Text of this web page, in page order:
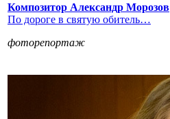
Композитор Александр Морозов
По дороге в святую обитель…
фоторепортаж